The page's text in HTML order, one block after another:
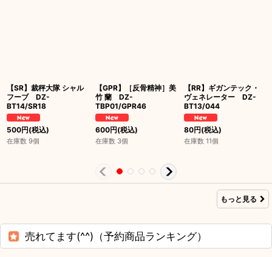
【SR】裁秤大隊 シャル
フーブ DZ-
BT14/SR18
500円(税込)
在庫数 9個
【GPR】［反骨精神］美
竹 蘭 DZ-
TBP01/GPR46
600円(税込)
在庫数 3個
【RR】ギガンテック・
ヴェネレーター DZ-
BT13/044
80円(税込)
在庫数 11個
もっと見る
売れてます(^^)（予約商品ランキング）